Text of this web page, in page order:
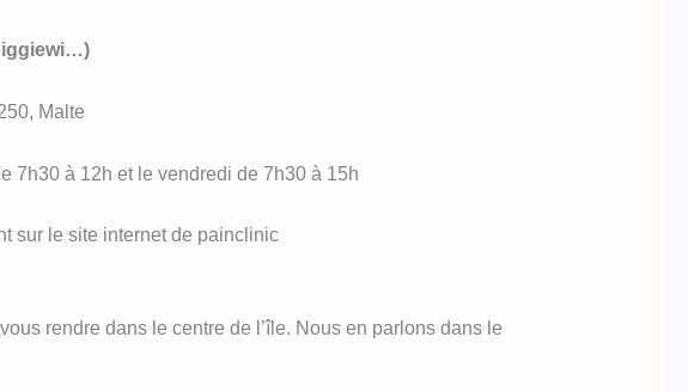
Malte
7h30 à 12h et le vendredi de 7h30 à 15h
sur le site internet de painclinic
rendre dans le centre de l’île. Nous en parlons dans le